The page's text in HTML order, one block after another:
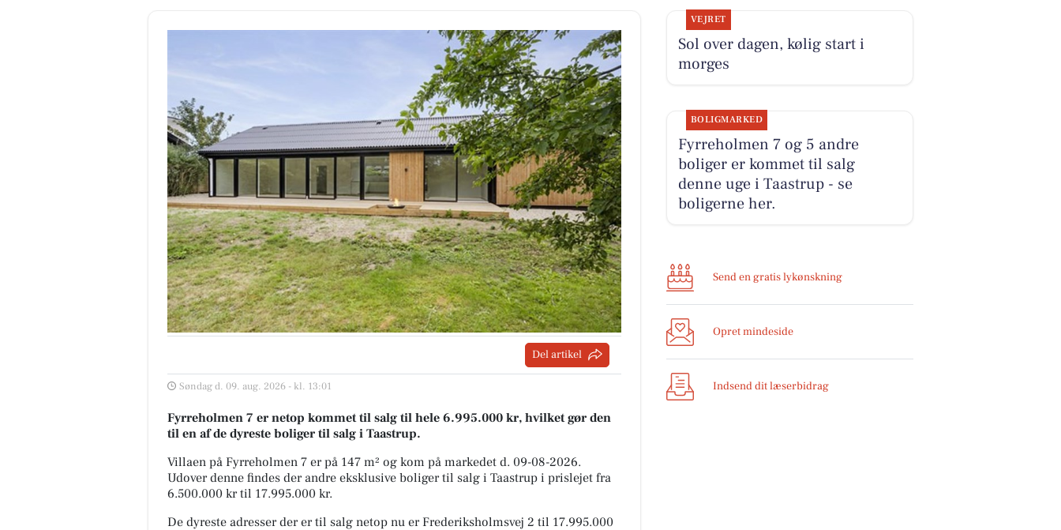
Del artikel
Søndag d. 09. aug. 2026 - kl. 13:01
Fyrreholmen 7 er netop kommet til salg til hele 6.995.000 kr, hvilket gør den
til en af de dyreste boliger til salg i Taastrup.
Villaen på Fyrreholmen 7 er på 147 m² og kom på markedet d. 09-08-2026.
Udover denne findes der andre eksklusive boliger til salg i Taastrup i prislejet fra
6.500.000 kr til 17.995.000 kr.
De dyreste adresser der er til salg netop nu er Frederiksholmsvej 2 til 17.995.000
VEJRET
Sol over dagen, kølig start i
morges
BOLIGMARKED
Fyrreholmen 7 og 5 andre
boliger er kommet til salg
denne uge i Taastrup - se
boligerne her.
Send en gratis lykønskning
Opret mindeside
Indsend dit læserbidrag